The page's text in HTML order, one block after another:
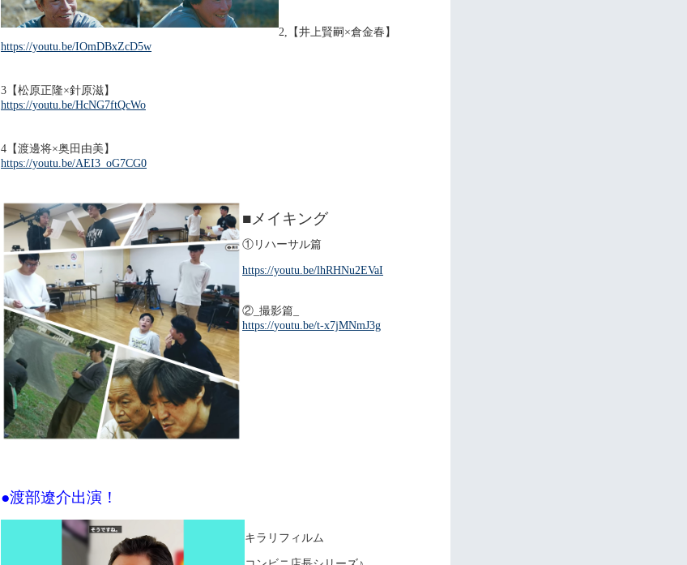
2,【井上賢嗣×倉金春】
https://youtu.be/IOmDBxZcD5w
3【松原正隆×針原滋】
https://youtu.be/HcNG7ftQcWo
4【渡邊将×奥田由美】
https://youtu.be/AEI3_oG7CG0
■メイキング
①リハーサル篇
https://youtu.be/lhRHNu2EVaI
② _撮影篇_
https://youtu.be/t-x7jMNmJ3g
●渡部遼介出演！
キラリフィルム